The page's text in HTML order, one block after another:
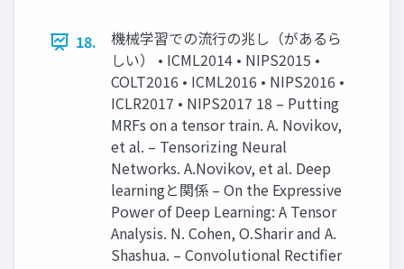
18.
機械学習での流行の兆し（があるら
しい） • ICML2014 • NIPS2015 •
COLT2016 • ICML2016 • NIPS2016 •
ICLR2017 • NIPS2017 18 – Putting
MRFs on a tensor train. A. Novikov,
et al. – Tensorizing Neural
Networks. A.Novikov, et al. Deep
learningと関係 – On the Expressive
Power of Deep Learning: A Tensor
Analysis. N. Cohen, O.Sharir and A.
Shashua. – Convolutional Rectifier